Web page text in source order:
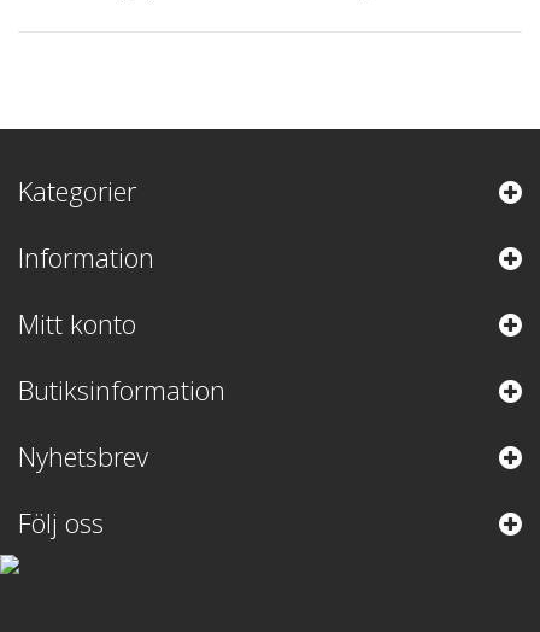
Kategorier
Information
Mitt konto
Butiksinformation
Nyhetsbrev
Följ oss